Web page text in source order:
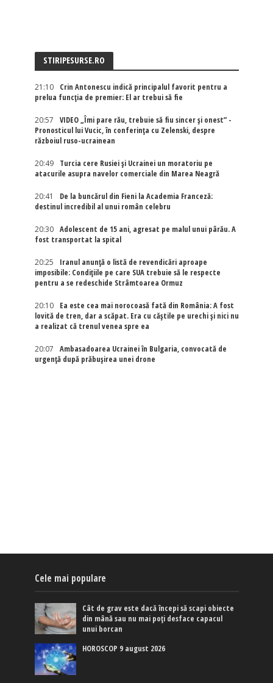
STIRIPESURSE.RO
21:10
Crin Antonescu indică principalul favorit pentru a
prelua funcția de premier: El ar trebui să fie
20:57
VIDEO „Îmi pare rău, trebuie să fiu sincer și onest” -
Pronosticul lui Vucic, în conferința cu Zelenski, despre
războiul ruso-ucrainean
20:49
Turcia cere Rusiei și Ucrainei un moratoriu pe
atacurile asupra navelor comerciale din Marea Neagră
20:41
De la buncărul din Fieni la Academia Franceză:
destinul incredibil al unui român celebru
20:30
Adolescent de 15 ani, agresat pe malul unui pârău. A
fost transportat la spital
20:25
Iranul anunță o listă de revendicări aproape
imposibile: Condițiile pe care SUA trebuie să le respecte
pentru a se redeschide Strâmtoarea Ormuz
20:10
Ea este cea mai norocoasă fată din România: A fost
lovită de tren, dar a scăpat. Era cu căștile pe urechi și nici nu
a realizat că trenul venea spre ea
20:07
Ambasadoarea Ucrainei în Bulgaria, convocată de
urgență după prăbușirea unei drone
Cele mai populare
Cât de grav este dacă începi să scapi obiecte
din mână sau nu mai poți desface capacul
unui borcan
HOROSCOP 9 august 2026